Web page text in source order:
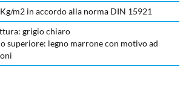
m2 in accordo alla norma DIN 15921
grigio chiaro
superiore: legno marrone con motivo ad